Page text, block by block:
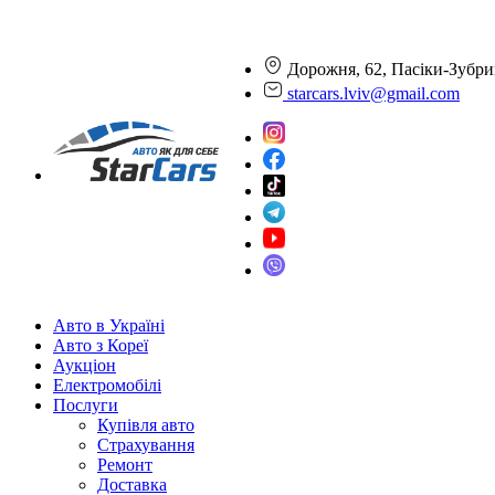
Дорожня, 62, Пасіки-
starcars.lviv@gmail.com
Авто в Україні
Авто з Кореї
Аукціон
Електромобілі
Послуги
Купівля авто
Страхування
Ремонт
Доставка